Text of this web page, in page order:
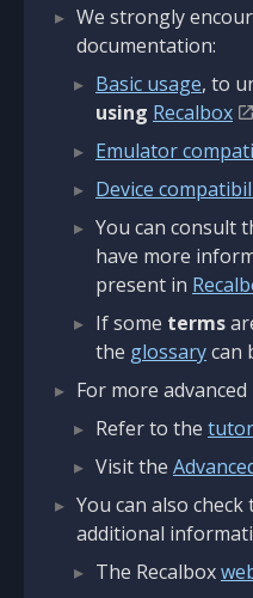
We strongly
documentation:
Basic usage, to
using Recalbox
Emulator
Device
You can consult
have more
present in
If some terms
the glossarycan
For more
Refer to the
Visit the
You can also
additional
The Recalbox